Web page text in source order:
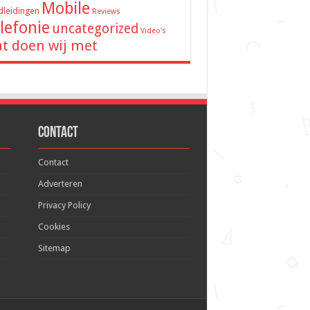
Mobile Reviews
uncategorized Video's
doen wij met
Contact
Contact
Adverteren
Privacy Policy
Cookies
Sitemap